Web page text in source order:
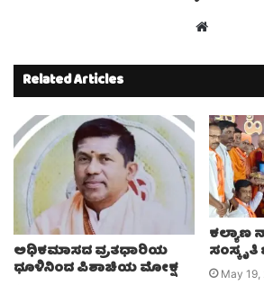
Website
Related Articles
ಅಧಿಕಮಾಸದ ವ್ರತಧಾರಿಯ
ಧೂಳಿನಿಂದ ಪಿಶಾಚಿಯ ಮೋಕ್ಷ
ಕಲ್ಯಾಣ
ಸಂಸ್ಕೃತಿ
May 19,